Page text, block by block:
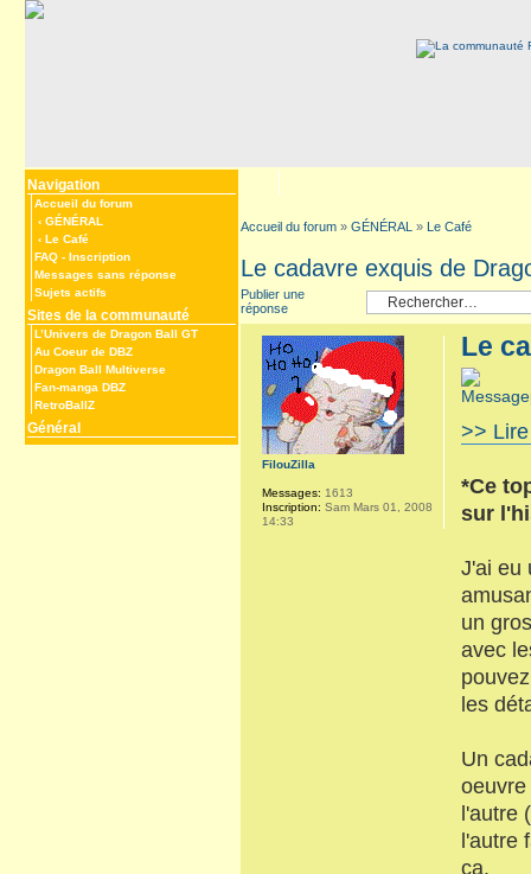
Navigation
Accueil du forum
‹ GÉNÉRAL
‹ Le Café
FAQ - Inscription
Messages sans réponse
Sujets actifs
Sites de la communauté
L’Univers de Dragon Ball GT
Au Coeur de DBZ
Dragon Ball Multiverse
Fan-manga DBZ
RetroBallZ
Général
Accueil du forum » GÉNÉRAL » Le Café
Le cadavre exquis de
Publier une
réponse
Le
>>
*Ce
sur
J'ai eu
un
avec
les
Un
l'autre
l'autre
ça.
FilouZilla
Messages: 1613
Inscription: Sam Mars 01, 2008
14:33